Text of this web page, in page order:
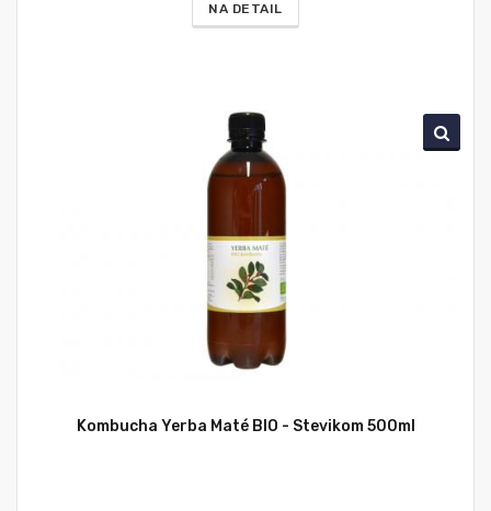
NA DETAIL
Kombucha Yerba Maté BIO - Stevikom 500ml